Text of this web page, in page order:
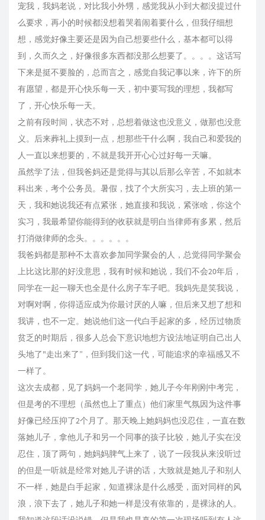
宠我，我妈老说，对比我小外甥，感觉我从小到大都没提过什
么要求，再小的时候都没想着哭着闹着要什么，但我仔细想
想，感觉好像主要还是因为自己想要些什么，基本都可以得
到，久而久之，好像很多东西都没那么想要了。。。。这话写
下来是挺不要脸的，总而言之，感觉自我记事以来，许下的所
有愿望，都是开心快乐每一天，初中要写我的理想，我都写
了，开心快乐每一天。
之前有段时间，状态不对，总想着做这也没意义，做那也没意
义。后来葬礼上摸到一点，想那些干什么啊，我自己和爱我的
人一直以来想要的，不就是我开开心心过好每一天嘛。
虽然学了法，但我爸妈还是觉得与其以后那么辛苦，不如就本
科出来，考个公务员。暑假，找了个大所实习，去上班的第一
天，我和她说我还有点紧张，她直接和我说，紧张啥，你这个
实习，我最希望你能得到的收获就是明白当律师有多累，然后
打消做律师的念头。。。。。。
我爸妈都是那种不太喜欢参加同学聚会的人，总觉得同学聚会
上比这比那的好没意思，我有时候和她说，我们不会20年后，
同学在一起一聊天也全是什么房子车子吧。我妈先是笑我说，
对啊对啊，你得适应成为你最讨厌的人嘛，但后来又想了想和
我讲，也不一定。她说他们这一代白手起家的多，经历过物质
贫乏的时期后，很多人总会下意识地想方设法地证明自己出人
头地了"走出来了”，但到我们这一代，可能追求的幸福感又不
一样了。
这次去成都，见了妈妈一个老同学，她儿子今年刚刚中考完，
但是考的不理想（虽然也上了重点）他们家里气氛因为这件事
好像已经压抑了2个月了。那天晚上她妈妈也没忍住，一直在数
落她儿子，拿他儿子和另一个同事的孩子比较，她儿子实在没
忍住，顶了两句，她妈妈脾气上来了，说了一段我从来没听过
的但是一听就是经常对她儿子讲的话，大致就是她儿子和别人
不一样，她是白手起家，知道裸泳是什么感受，面对同样的风
浪，浪下去了，她儿子和她一样是没有依靠的，是裸泳的人。